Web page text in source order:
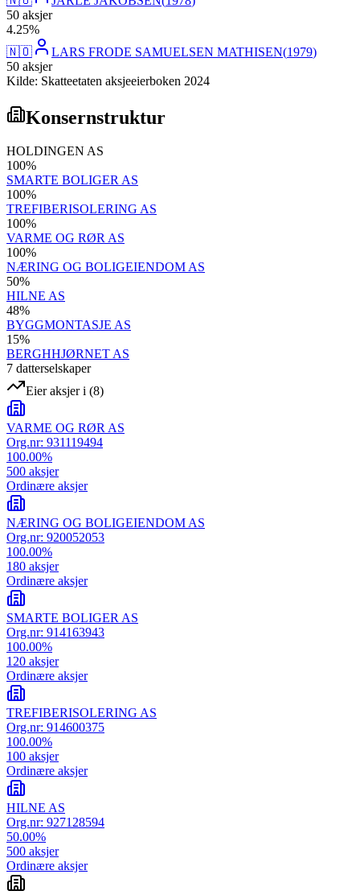
50 aksjer
4.25%
🇳🇴
LARS FRODE SAMUELSEN MATHISEN(1979)
50 aksjer
Kilde: Skatteetaten aksjeeierboken 2024
Konsernstruktur
HOLDINGEN AS
100%
SMARTE BOLIGER AS
100%
TREFIBERISOLERING AS
100%
VARME OG RØR AS
100%
NÆRING OG BOLIGEIENDOM AS
50%
HILNE AS
48%
BYGGMONTASJE AS
15%
BERGHHJØRNET AS
7 datterselskaper
Eier aksjer i (8)
VARME OG RØR AS
Org.nr: 931119494
100.00%
500 aksjer
Ordinære aksjer
NÆRING OG BOLIGEIENDOM AS
Org.nr: 920052053
100.00%
180 aksjer
Ordinære aksjer
SMARTE BOLIGER AS
Org.nr: 914163943
100.00%
120 aksjer
Ordinære aksjer
TREFIBERISOLERING AS
Org.nr: 914600375
100.00%
100 aksjer
Ordinære aksjer
HILNE AS
Org.nr: 927128594
50.00%
500 aksjer
Ordinære aksjer